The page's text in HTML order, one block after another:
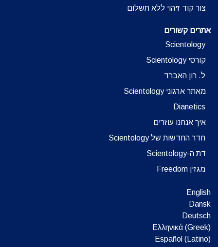
צור קוד זיהוי ללא תשלום
אתרים קשורים
Scientology
קורסי Scientology
ל. רון האברד
מאתר ארגוני Scientology
Dianetics
איך אנחנו עוזרים
חדר החדשות של Scientology
דת ה-Scientology
מגזין Freedom
English
Dansk
Deutsch
Ελληνικά (Greek)
Español (Latino)